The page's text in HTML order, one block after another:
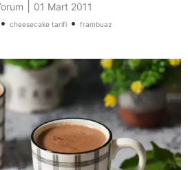
01 Mart 2011
cheesecake tarifi• frambuaz